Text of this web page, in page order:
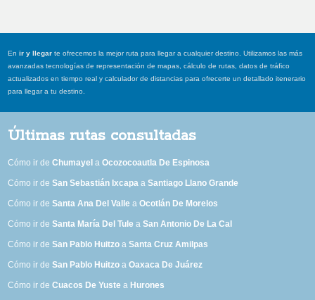
Enir y llegar te ofrecemos la mejor ruta para llegar a cualquier destino. Utilizamos las más
avanzadas tecnologías de representación de mapas, cálculo de rutas, datos de tráfico
actualizados en tiempo real y calculador de distancias para ofrecerte un detallado itenerario
para llegar a tu destino.
Últimas rutas consultadas
Cómo ir deChumayel aOcozocoautla De Espinosa
Cómo ir deSan Sebastián Ixcapa aSantiago Llano Grande
Cómo ir deSanta Ana Del Valle aOcotlán De Morelos
Cómo ir deSanta María Del Tule aSan Antonio De La Cal
Cómo ir deSan Pablo Huitzo aSanta Cruz Amilpas
Cómo ir deSan Pablo Huitzo aOaxaca De Juárez
Cómo ir deCuacos De Yuste a Hurones